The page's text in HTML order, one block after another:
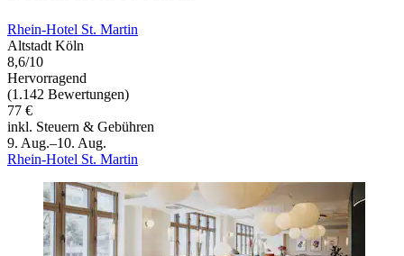
Rhein-Hotel St. Martin
Altstadt Köln
8,6/10
Hervorragend
(1.142 Bewertungen)
77 €
inkl. Steuern & Gebühren
9. Aug.–10. Aug.
Rhein-Hotel St. Martin